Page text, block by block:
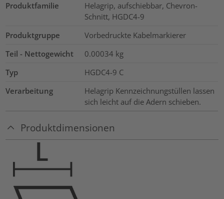
Produktfamilie
Helagrip, aufschiebbar, Chevron-
Schnitt, HGDC4-9
Produktgruppe
Vorbedruckte Kabelmarkierer
Teil - Nettogewicht
0.00034 kg
Typ
HGDC4-9 C
Verarbeitung
Helagrip Kennzeichnungstüllen lassen
sich leicht auf die Adern schieben.
Produktdimensionen